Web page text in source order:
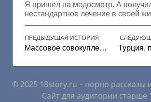
Я пришёл на медосмотр. А
нестандартное лечение в своей
ПРЕДЫДУЩАЯ ИСТОРИЯ
Массовое совокупление Турция,
© 2025 18story.ru – порно рассказы
Сайт для аудитории старше